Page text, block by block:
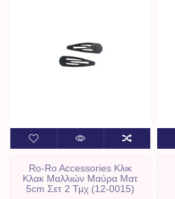
Ro-Ro Accessories Κλικ
Κλακ Μαλλιών Μαύρα Ματ
5cm Σετ 2 Τμχ (12-0015)